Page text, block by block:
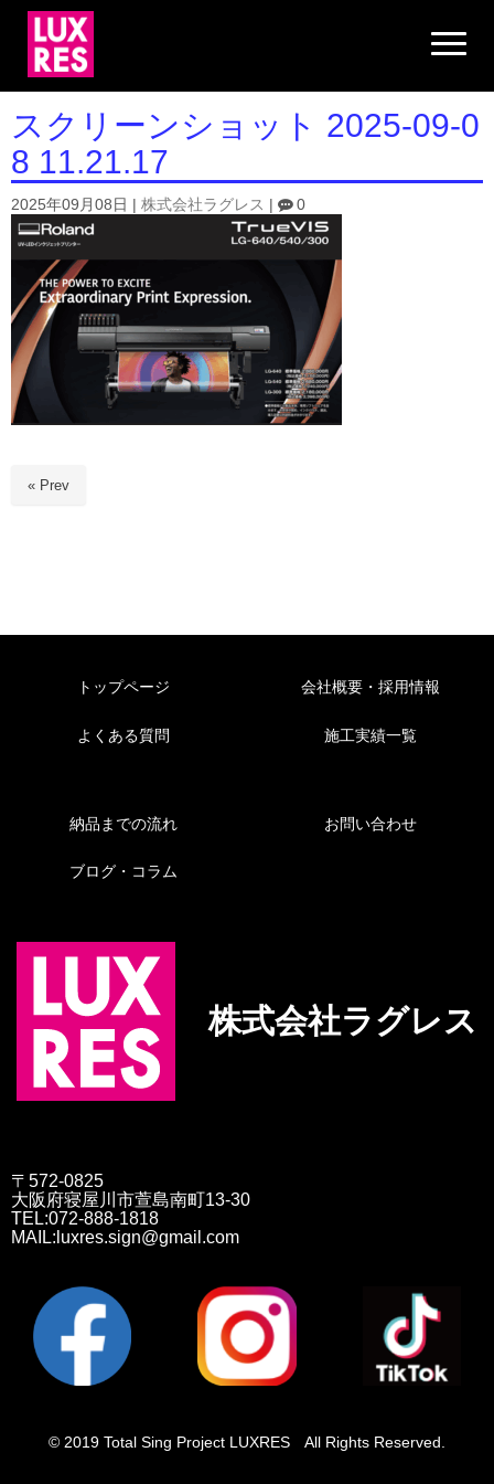
N
a
i
a
o
スクリーンショット 2025-09-0
8 11.21.17
2025年09月08日 株式会社ラグレス 0
« Prev
トップページ
よくある質問
会社概要・採用情報
施工実績一覧
納品までの流れ
ブログ・コラム
お問い合わせ
株式会社ラグレス
〒572-0825
大阪府寝屋川市萱島南町13-30
TEL:072-888-1818
MAIL:luxres.sign@gmail.com
© 2019 Total Sing Project LUXRES All Rights Reserved.